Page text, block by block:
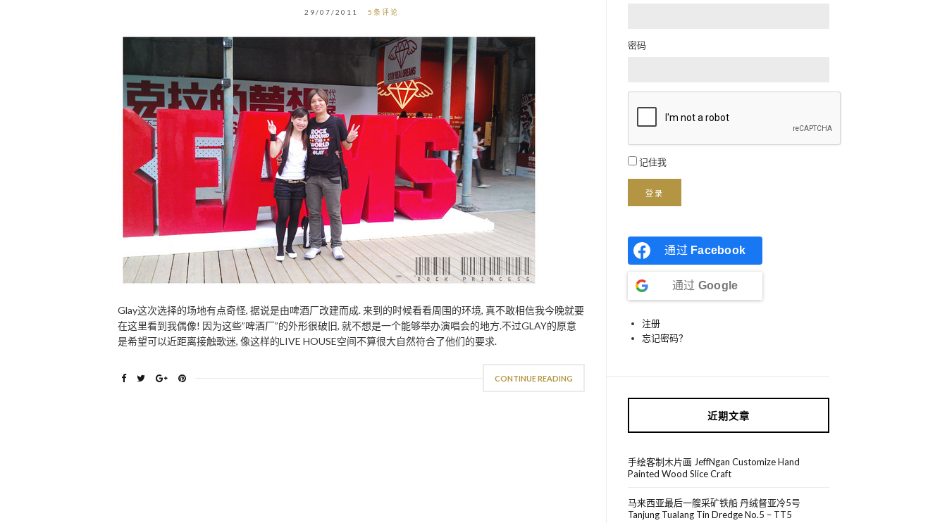
29/07/2011 5条评论
Glay这次选择的场地有点奇怪, 据说是由啤酒厂改建而成. 来到的时候看看周围的环境, 真不敢相信我今晚就要
在这里看到我偶像! 因为这些”啤酒厂”的外形很破旧, 就不想是一个能够举办演唱会的地方.不过GLAY的原意
是希望可以近距离接触歌迷, 像这样的LIVE HOUSE空间不算很大自然符合了他们的要求.
CONTINUE READING
密码
记住我
登录
通过 Facebook
通过 Google
注册
忘记密码？
近期文章
手绘客制木片画 JeffNgan Customize Hand
Painted Wood Slice Craft
马来西亚最后一艘采矿铁船 丹绒督亚冷5号
Tanjung Tualang Tin Dredge No.5 – TT5